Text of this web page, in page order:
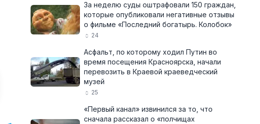
За неделю суды оштрафовали 150 граждан,
которые опубликовали негативные отзывы
о фильме «Последний богатырь. Колобок»
24
Асфальт, по которому ходил Путин во
время посещения Красноярска, начали
перевозить в Краевой краеведческий
музей
25
«Первый канал» извинился за то, что
сначала рассказал о «полчищах